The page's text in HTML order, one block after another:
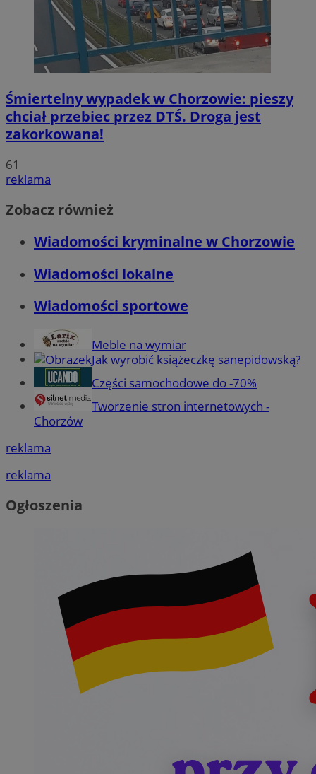
Śmiertelny wypadek w Chorzowie: pieszy
chciał przebiec przez DTŚ. Droga jest
zakorkowana!
61
reklama
Zobacz również
Wiadomości kryminalne w Chorzowie
Wiadomości lokalne
Wiadomości sportowe
Meble na wymiar
Jak wyrobić książeczkę sanepidowską?
Części samochodowe do -70%
Tworzenie stron internetowych -
Chorzów
reklama
reklama
Ogłoszenia